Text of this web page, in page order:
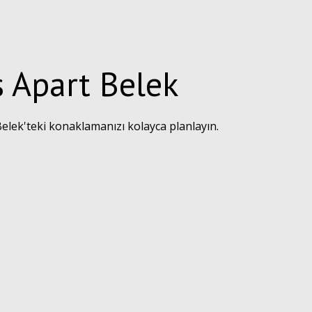
Apart Belek
konaklamanızı kolayca planlayın.